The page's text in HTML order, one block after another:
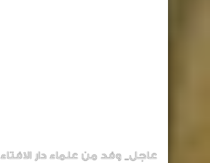
عاجل_ وفد من علماء دار الافتاء